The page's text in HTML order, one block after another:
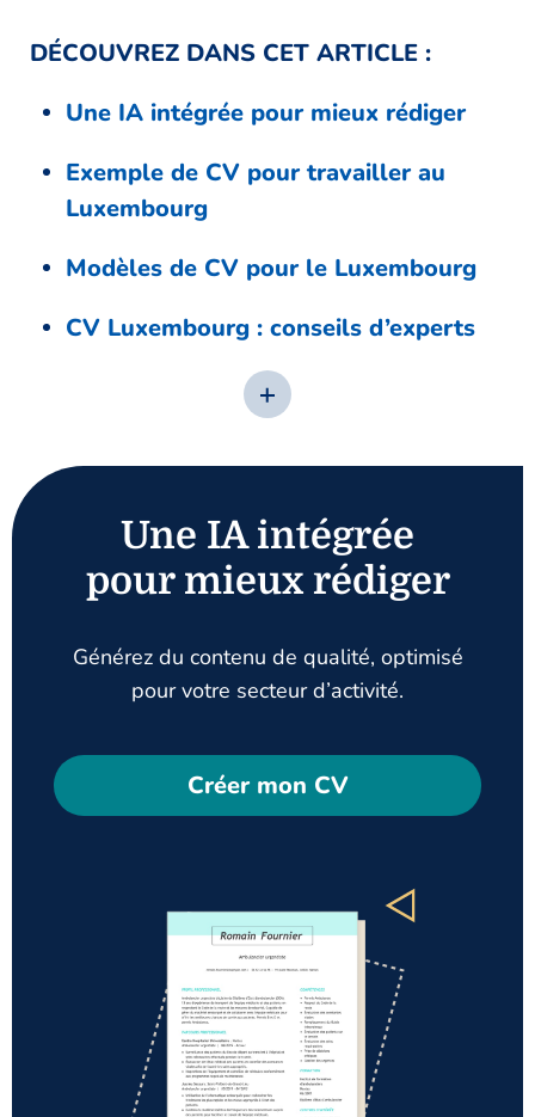
DÉCOUVREZ DANS CET ARTICLE :
Une IA intégrée pour mieux rédiger
Exemple de CV pour travailler au
Luxembourg
Modèles de CV pour le Luxembourg
CV Luxembourg : conseils d’experts
Une IA intégrée
pour mieux rédiger
Générez du contenu de qualité, optimisé
pour votre secteur d’activité.
Créer mon CV